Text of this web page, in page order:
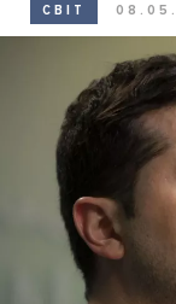
СВІТ